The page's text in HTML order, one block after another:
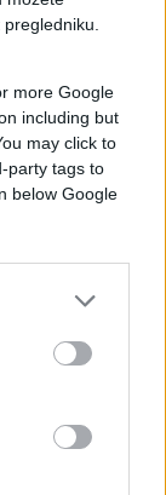
more Google
including but
may click to
party tags to
below Google
na
dana da
pokazala
sada
prve
na
dan
forme, a u
spremno